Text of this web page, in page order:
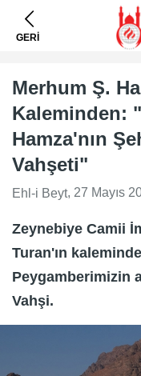
GERİ
Merhum Ş.
Kaleminden:
Hamza'nın
Vahşeti"
Ehl-i Beyt, 27 Mayıs
Zeynebiye Camii
Turan'ın
Peygamberimizin
Vahşi.